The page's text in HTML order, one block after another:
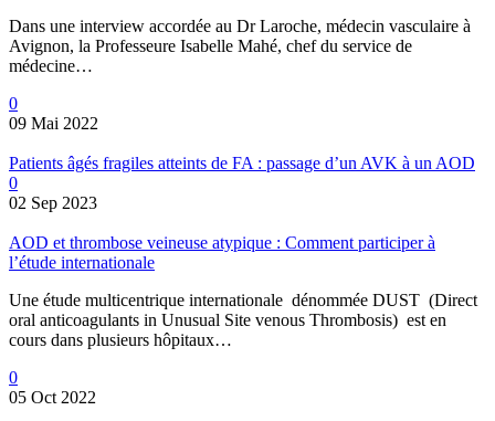
Dans une interview accordée au Dr Laroche, médecin vasculaire à
Avignon, la Professeure Isabelle Mahé, chef du service de
médecine…
0
09 Mai 2022
Patients âgés fragiles atteints de FA : passage d’un AVK à un AOD
0
02 Sep 2023
AOD et thrombose veineuse atypique : Comment participer à
l’étude internationale
Une étude multicentrique internationale dénommée DUST (Direct
oral anticoagulants in Unusual Site venous Thrombosis) est en
cours dans plusieurs hôpitaux…
0
05 Oct 2022